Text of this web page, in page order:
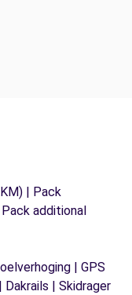
| Pack
additional
| GPS
| Skidrager